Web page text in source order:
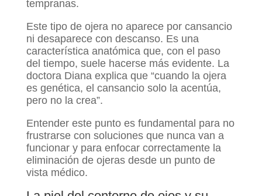
tempranas.
Este tipo de ojera no aparece por cansancio
ni desaparece con descanso. Es una
característica anatómica que, con el paso
del tiempo, suele hacerse más evidente. La
doctora Diana explica que “cuando la ojera
es genética, el cansancio solo la acentúa,
pero no la crea”.
Entender este punto es fundamental para no
frustrarse con soluciones que nunca van a
funcionar y para enfocar correctamente la
eliminación de ojeras desde un punto de
vista médico.